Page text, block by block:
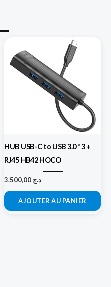
HUB USB-C to USB 3.0 * 3 +
RJ45 HB42 HOCO
د.ج
AJOUTER AU PANIER